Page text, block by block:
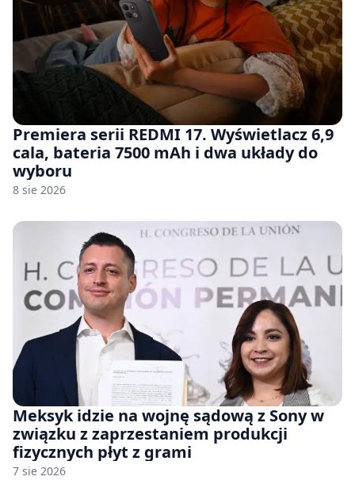
Premiera serii REDMI 17. Wyświetlacz 6,9
cala, bateria 7500 mAh i dwa układy do
wyboru
8 sie 2026
Meksyk idzie na wojnę sądową z Sony w
związku z zaprzestaniem produkcji
fizycznych płyt z grami
7 sie 2026